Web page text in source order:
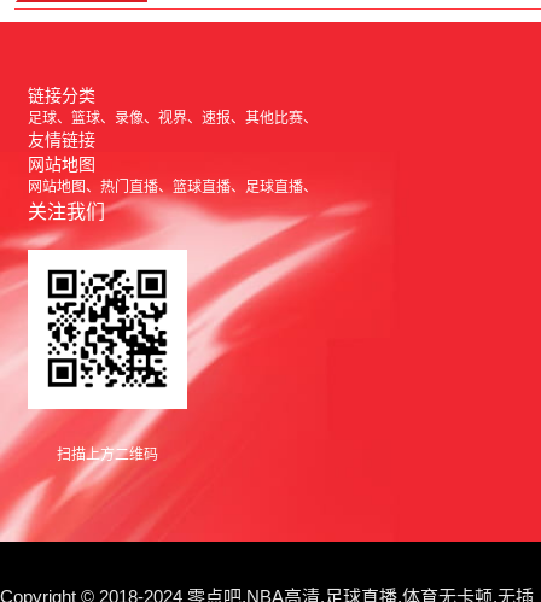
链接分类
足球 篮球 录像 视界 速报 其他比赛
友情链接
网站地图
网站地图 热门直播 篮球直播 足球直播
关注我们
扫描上方二维码
Copyright © 2018-2024 零点吧,NBA高清,足球直播,体育无卡顿,无插